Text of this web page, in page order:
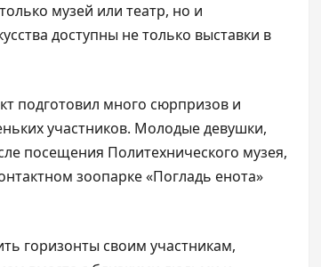
музей или театр, но и
доступны не только выставки в
подготовил много сюрпризов и
участников. Молодые девушки,
посещения Политехнического музея,
зоопарке «Погладь енота»
горизонты своим участникам,